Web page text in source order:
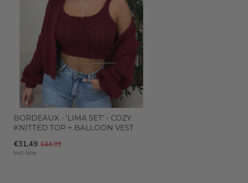
BORDEAUX - 'LIMA SET' - COZY
KNITTED TOP + BALLOON VEST
€31,49 €44,99
Incl. btw